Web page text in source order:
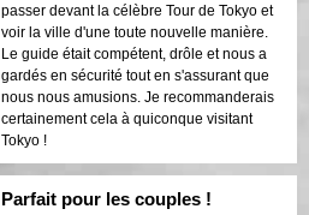
passer devant la célèbre Tour de Tokyo et
voir la ville d'une toute nouvelle manière.
Le guide était compétent, drôle et nous a
gardés en sécurité tout en s'assurant que
nous nous amusions. Je recommanderais
certainement cela à quiconque visitant
Tokyo !
Parfait pour les couples !